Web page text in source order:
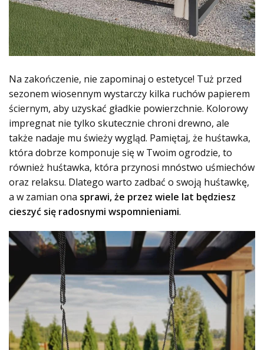
Na zakończenie, nie zapominaj o estetyce! Tuż przed
sezonem wiosennym wystarczy kilka ruchów papierem
ściernym, aby uzyskać gładkie powierzchnie. Kolorowy
impregnat nie tylko skutecznie chroni drewno, ale
także nadaje mu świeży wygląd. Pamiętaj, że huśtawka,
która dobrze komponuje się w Twoim ogrodzie, to
również huśtawka, która przynosi mnóstwo uśmiechów
oraz relaksu. Dlatego warto zadbać o swoją huśtawkę,
a w zamian ona sprawi, że przez wiele lat będziesz
cieszyć się radosnymi wspomnieniami.